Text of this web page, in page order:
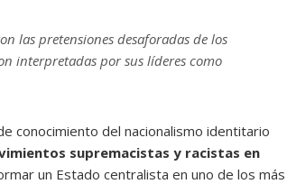
las pretensiones desaforadas de los
interpretadas por sus líderes como
conocimiento del nacionalismo identitario
supremacistas y racistas en
un Estado centralista en uno de los más